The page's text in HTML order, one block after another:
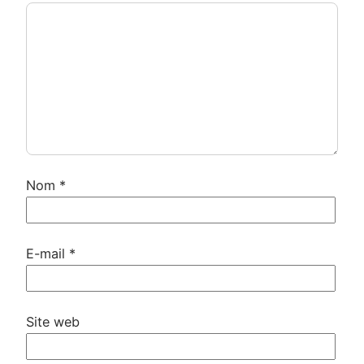
Nom *
E-mail *
Site web